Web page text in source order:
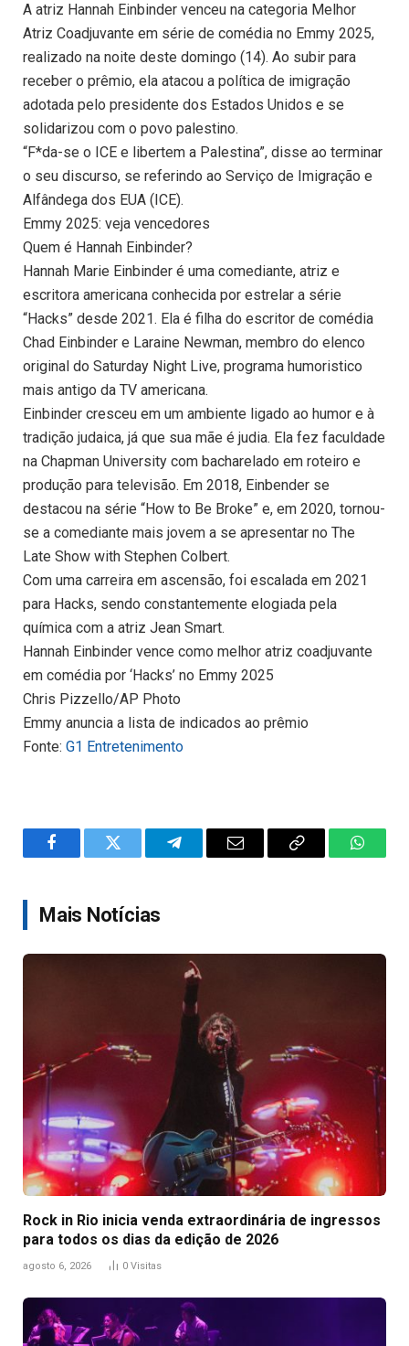
A atriz Hannah Einbinder venceu na categoria Melhor
Atriz Coadjuvante em série de comédia no Emmy 2025,
realizado na noite deste domingo (14). Ao subir para
receber o prêmio, ela atacou a política de imigração
adotada pelo presidente dos Estados Unidos e se
solidarizou com o povo palestino.
“F*da-se o ICE e libertem a Palestina”, disse ao terminar
o seu discurso, se referindo ao Serviço de Imigração e
Alfândega dos EUA (ICE).
Emmy 2025: veja vencedores
Quem é Hannah Einbinder?
Hannah Marie Einbinder é uma comediante, atriz e
escritora americana conhecida por estrelar a série
“Hacks” desde 2021. Ela é filha do escritor de comédia
Chad Einbinder e Laraine Newman, membro do elenco
original do Saturday Night Live, programa humoristico
mais antigo da TV americana.
Einbinder cresceu em um ambiente ligado ao humor e à
tradição judaica, já que sua mãe é judia. Ela fez faculdade
na Chapman University com bacharelado em roteiro e
produção para televisão. Em 2018, Einbender se
destacou na série “How to Be Broke” e, em 2020, tornou-
se a comediante mais jovem a se apresentar no The
Late Show with Stephen Colbert.
Com uma carreira em ascensão, foi escalada em 2021
para Hacks, sendo constantemente elogiada pela
química com a atriz Jean Smart.
Hannah Einbinder vence como melhor atriz coadjuvante
em comédia por ‘Hacks’ no Emmy 2025
Chris Pizzello/AP Photo
Emmy anuncia a lista de indicados ao prêmio
Fonte: G1 Entretenimento
FacebookTwitter TelegramEmail
Copy
Mais Notícias
Rock in Rio inicia venda extraordinária de ingressos
para todos os dias da edição de 2026
agosto 6, 2026 0 Visitas